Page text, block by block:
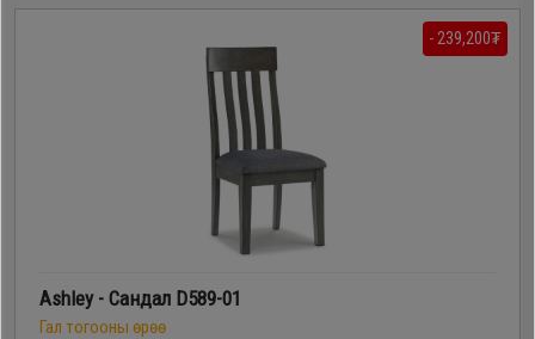
- 239,200₮
Ashley - Сандал D589-01
Гал тогооны өрөө